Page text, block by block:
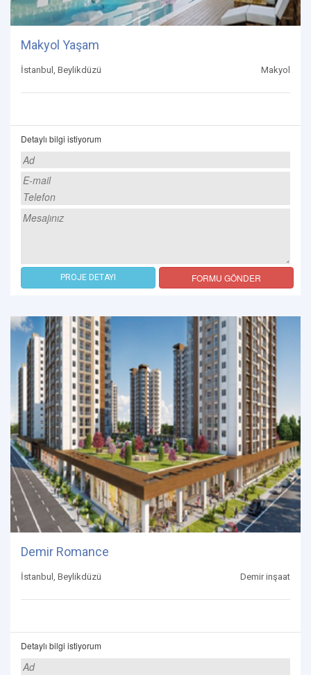
Makyol Yaşam
İstanbul, Beylikdüzü Makyol
Detaylı bilgi istiyorum
PROJE DETAYI FORMU GÖNDER
Demir Romance
İstanbul, Beylikdüzü Demir inşaat
Detaylı bilgi istiyorum